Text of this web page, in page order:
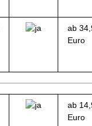
ab
Euro
ab
Euro